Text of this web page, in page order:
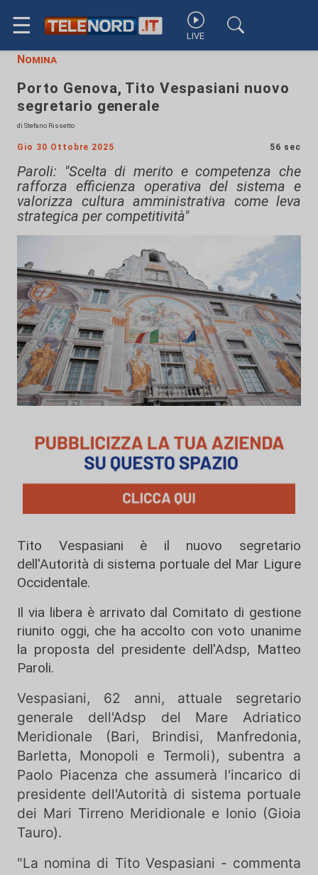
☰ LIVE
Nomina
Porto Genova, Tito Vespasiani nuovo
segretario generale
di Stefano Rissetto
Gio 30 Ottobre 2025 56 sec
Paroli: "Scelta di merito e competenza che
rafforza efficienza operativa del sistema e
valorizza cultura amministrativa come leva
strategica per competitività"
Tito Vespasiani è il nuovo segretario
dell'Autorità di sistema portuale del Mar Ligure
Occidentale.
Il via libera è arrivato dal Comitato di gestione
riunito oggi, che ha accolto con voto unanime
la proposta del presidente dell'Adsp, Matteo
Paroli.
Vespasiani, 62 anni, attuale segretario
generale dell'Adsp del Mare Adriatico
Meridionale (Bari, Brindisi, Manfredonia,
Barletta, Monopoli e Termoli), subentra a
Paolo Piacenza che assumerà l'incarico di
presidente dell'Autorità di sistema portuale
dei Mari Tirreno Meridionale e Ionio (Gioia
Tauro).
"La nomina di Tito Vespasiani - commenta